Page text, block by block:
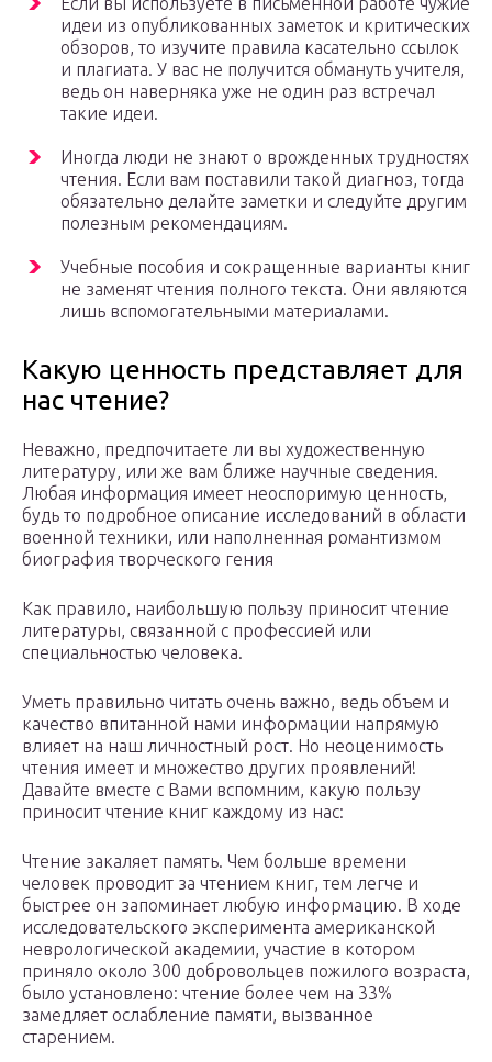
идеи из опубликованных заметок и критических
обзоров, то изучите правила касательно ссылок
и плагиата. У вас не получится обмануть учителя,
ведь он наверняка уже не один раз встречал
такие идеи.
Иногда люди не знают о врожденных трудностях
чтения. Если вам поставили такой диагноз, тогда
обязательно делайте заметки и следуйте другим
полезным рекомендациям.
Учебные пособия и сокращенные варианты книг
не заменят чтения полного текста. Они являются
лишь вспомогательными материалами.
Какую ценность представляет для
нас чтение?
Неважно, предпочитаете ли вы художественную
литературу, или же вам ближе научные сведения.
Любая информация имеет неоспоримую ценность,
будь то подробное описание исследований в области
военной техники, или наполненная романтизмом
биография творческого гения
Как правило, наибольшую пользу приносит чтение
литературы, связанной с профессией или
специальностью человека.
Уметь правильно читать очень важно, ведь объем и
качество впитанной нами информации напрямую
влияет на наш личностный рост. Но неоценимость
чтения имеет и множество других проявлений!
Давайте вместе с Вами вспомним, какую пользу
приносит чтение книг каждому из нас:
Чтение закаляет память. Чем больше времени
человек проводит за чтением книг, тем легче и
быстрее он запоминает любую информацию. В ходе
исследовательского эксперимента американской
неврологической академии, участие в котором
приняло около 300 добровольцев пожилого возраста,
было установлено: чтение более чем на 33%
замедляет ослабление памяти, вызванное
старением.